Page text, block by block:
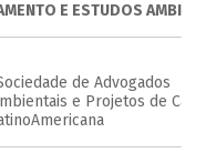
E ESTUDOS
de Advogados
e Projetos de